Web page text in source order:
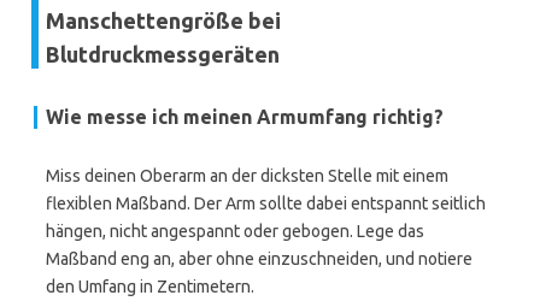
Manschettengröße bei
Blutdruckmessgeräten
Wie messe ich meinen Armumfang richtig?
Miss deinen Oberarm an der dicksten Stelle mit einem
flexiblen Maßband. Der Arm sollte dabei entspannt seitlich
hängen, nicht angespannt oder gebogen. Lege das
Maßband eng an, aber ohne einzuschneiden, und notiere
den Umfang in Zentimetern.